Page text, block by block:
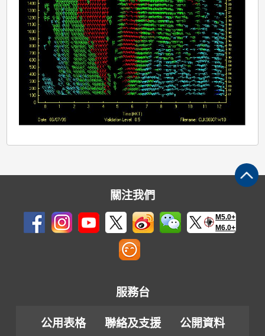
關注我們
M5.0+
M6.0+
服務台
公用表格 聯絡及支援
公開資料